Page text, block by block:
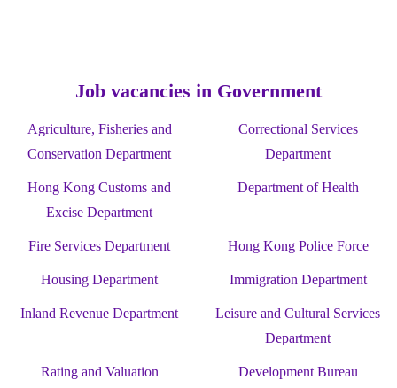
Job vacancies in Government
Agriculture, Fisheries and
Conservation Department
Correctional Services
Department
Hong Kong Customs and
Excise Department
Department of Health
Fire Services Department Hong Kong Police Force
Housing Department Immigration Department
Inland Revenue Department
Leisure and Cultural Services
Department
Rating and Valuation Development Bureau